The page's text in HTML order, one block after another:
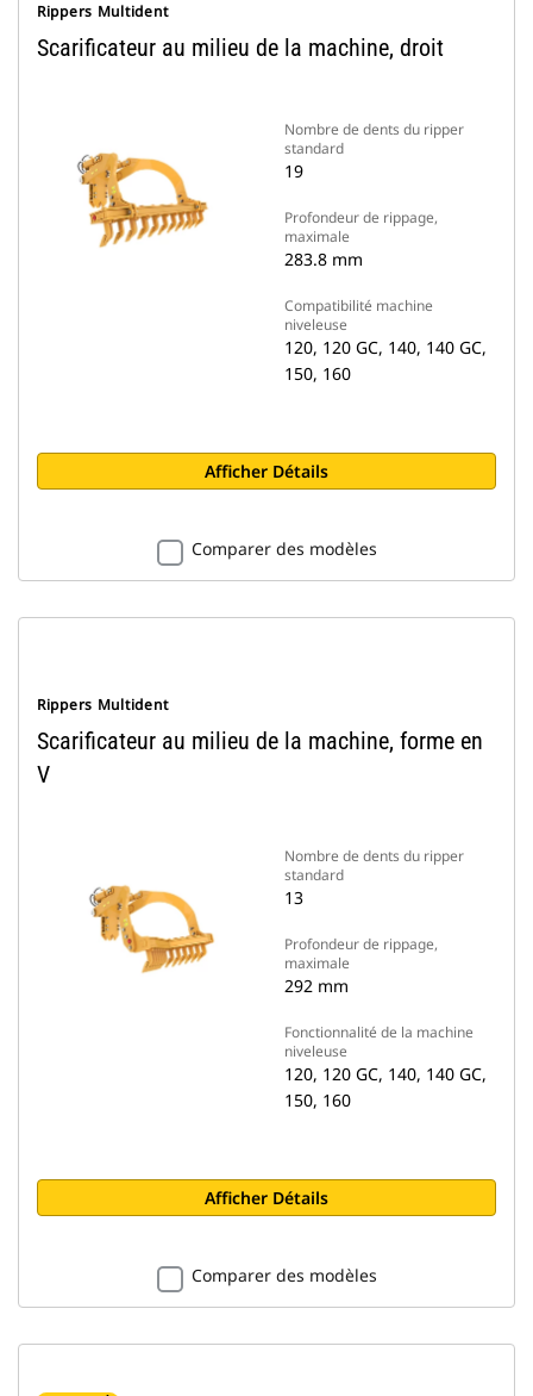
Rippers Multident
Scarificateur au milieu de la machine, droit
Nombre de dents du ripper
standard
19
Profondeur de rippage,
maximale
283.8 mm
Compatibilité machine
niveleuse
120, 120 GC, 140, 140 GC,
150, 160
Afficher Détails
Comparer des modèles
Rippers Multident
Scarificateur au milieu de la machine, forme en
V
Nombre de dents du ripper
standard
13
Profondeur de rippage,
maximale
292 mm
Fonctionnalité de la machine
niveleuse
120, 120 GC, 140, 140 GC,
150, 160
Afficher Détails
Comparer des modèles